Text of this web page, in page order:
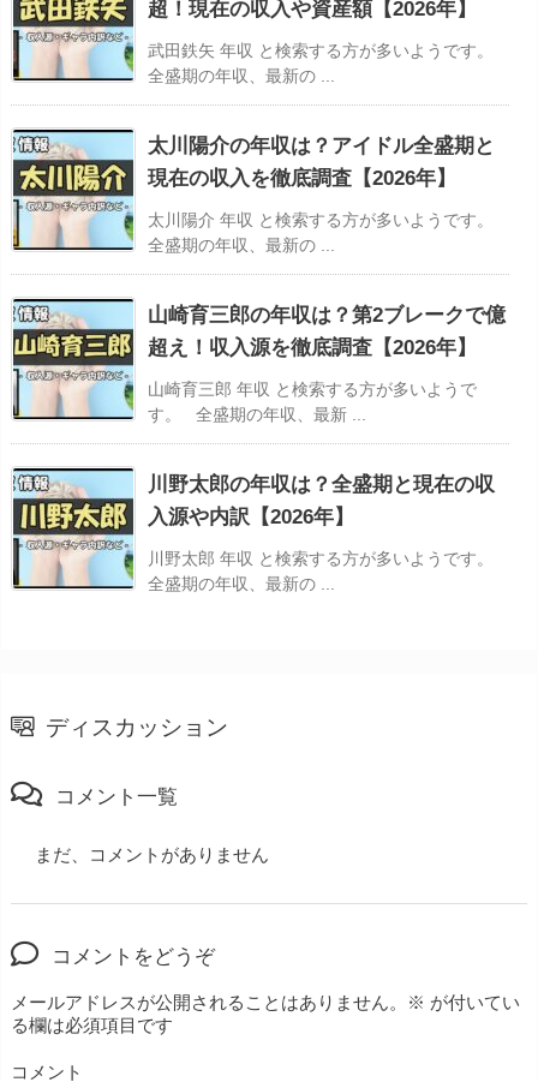
超！現在の収入や資産額【2026年】
武田鉄矢 年収 と検索する方が多いようです。
全盛期の年収、最新の ...
太川陽介の年収は？アイドル全盛期と
現在の収入を徹底調査【2026年】
太川陽介 年収 と検索する方が多いようです。
全盛期の年収、最新の ...
山崎育三郎の年収は？第2ブレークで億
超え！収入源を徹底調査【2026年】
山崎育三郎 年収 と検索する方が多いようで
す。 全盛期の年収、最新 ...
川野太郎の年収は？全盛期と現在の収
入源や内訳【2026年】
川野太郎 年収 と検索する方が多いようです。
全盛期の年収、最新の ...
ディスカッション
コメント一覧
まだ、コメントがありません
コメントをどうぞ
メールアドレスが公開されることはありません。 ※ が付いてい
る欄は必須項目です
コメント